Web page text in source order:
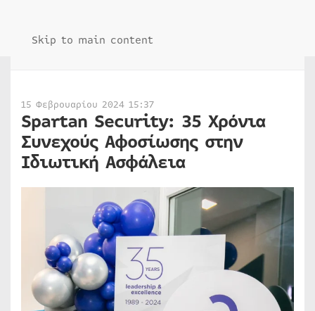
Skip to main content
15 Φεβρουαρίου 2024 15:37
Spartan Security: 35 Χρόνια
Συνεχούς Αφοσίωσης στην
Ιδιωτική Ασφάλεια